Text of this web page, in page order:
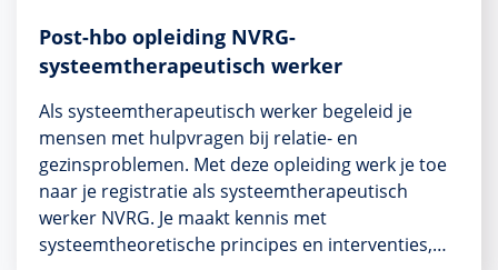
Post-hbo opleiding NVRG-
systeemtherapeutisch werker
Als systeemtherapeutisch werker begeleid je
mensen met hulpvragen bij relatie- en
gezinsproblemen. Met deze opleiding werk je toe
naar je registratie als systeemtherapeutisch
werker NVRG. Je maakt kennis met
systeemtheoretische principes en interventies,…